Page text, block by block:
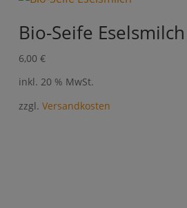
Bio-Seife Eselsmilch
6,00 €
inkl. 20 % MwSt.
zzgl. Versandkosten